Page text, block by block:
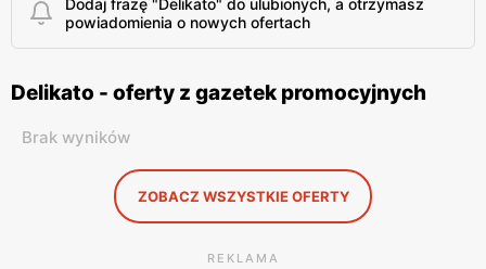
Dodaj frazę "Delikato" do ulubionych, a otrzymasz
powiadomienia o nowych ofertach
Delikato - oferty z gazetek promocyjnych
Brak wyników
ZOBACZ WSZYSTKIE OFERTY
REKLAMA